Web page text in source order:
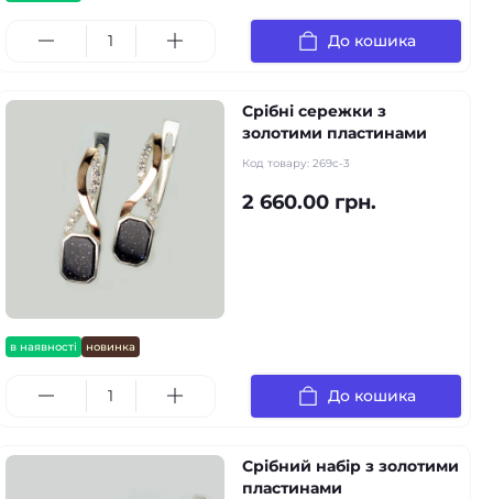
До кошика
в наявності новинка
Срібні сережки з
золотими пластинами
Код товару: 269с-3
2 660.00 грн.
До кошика
Срібний набір з золотими
пластинами